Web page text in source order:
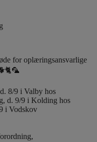
for oplæringsansvarlige
8/9 i Valby hos
d. 9/9 i Kolding hos
i Vodskov